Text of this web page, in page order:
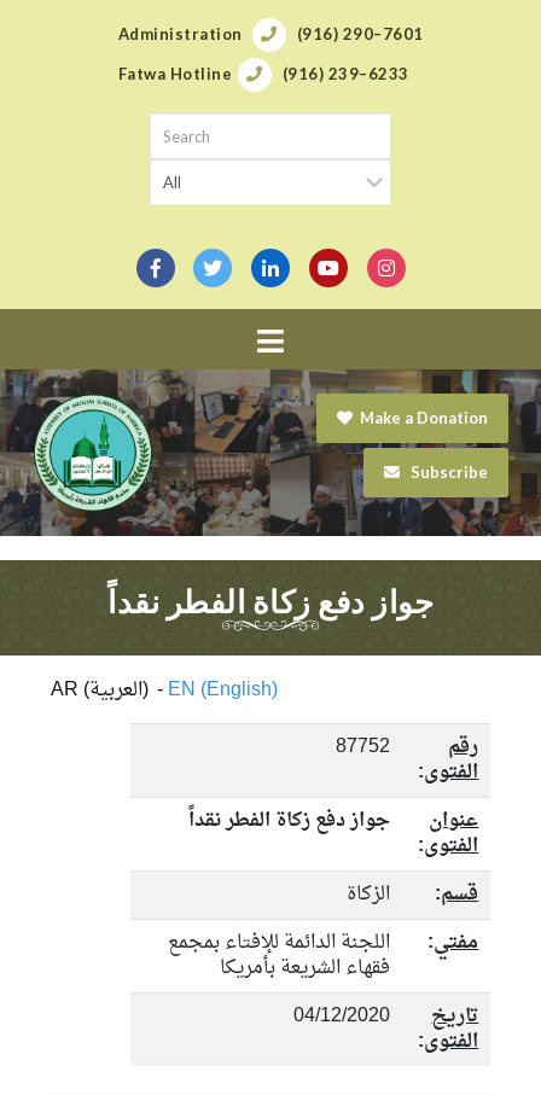
Administration (916) 290–7601
Fatwa Hotline (916) 239–6233
Navigation
Make a Donation
Subscribe
جواز دفع زكاة الفطر نقداً
AR (العربية) -EN (English)
رقم
الفتوى:
87752
عنوان
الفتوى:
جواز دفع زكاة الفطر نقداً
قسم:
الزكاة
مفتي: اللجنة الدائمة للإفتاء بمجمع
فقهاء الشريعة بأمريكا
تاريخ
الفتوى:
04/12/2020